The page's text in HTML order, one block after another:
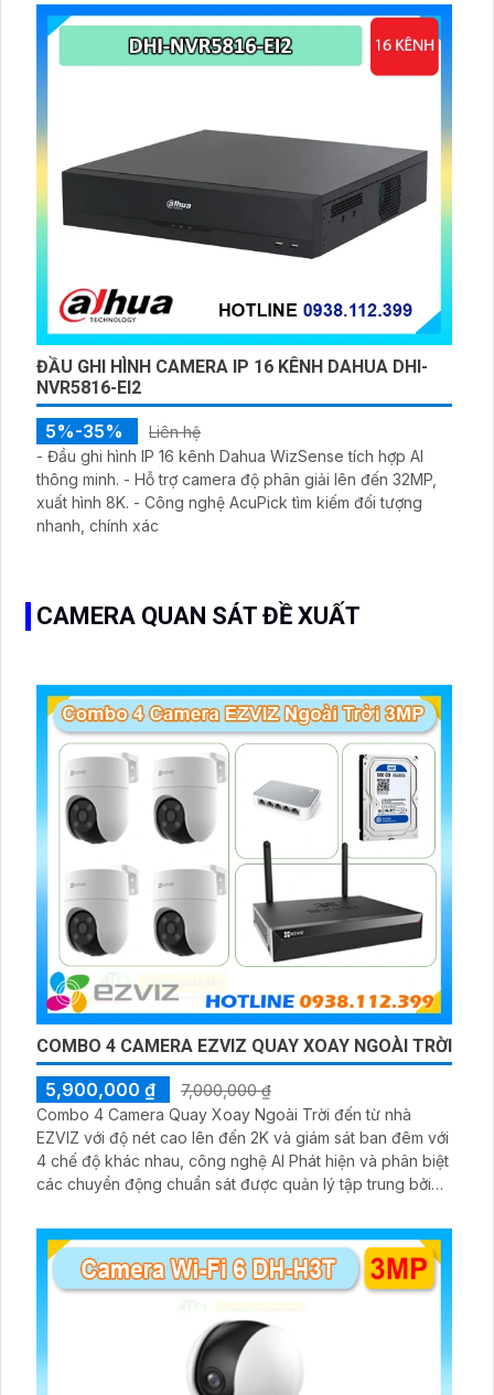
ĐẦU GHI HÌNH CAMERA IP 16 KÊNH DAHUA DHI-
NVR5816-EI2
5%-35%
Liên hệ
- Đầu ghi hình IP 16 kênh Dahua WizSense tích hợp AI
thông minh. - Hỗ trợ camera độ phân giải lên đến 32MP,
xuất hình 8K. - Công nghệ AcuPick tìm kiếm đối tượng
nhanh, chính xác
CAMERA QUAN SÁT ĐỀ XUẤT
COMBO 4 CAMERA EZVIZ QUAY XOAY NGOÀI TRỜI
5,900,000 ₫
7,000,000 ₫
Combo 4 Camera Quay Xoay Ngoài Trời đến từ nhà
EZVIZ với độ nét cao lên đến 2K và giám sát ban đêm với
4 chế độ khác nhau, công nghệ AI Phát hiện và phân biệt
các chuyển động chuẩn sát được quản lý tập trung bởi